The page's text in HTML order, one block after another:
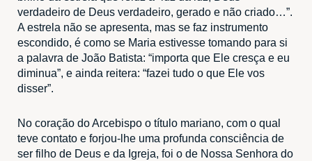
verdadeiro de Deus verdadeiro, gerado e não criado…”.
A estrela não se apresenta, mas se faz instrumento
escondido, é como se Maria estivesse tomando para si
a palavra de João Batista: “importa que Ele cresça e eu
diminua”, e ainda reitera: “fazei tudo o que Ele vos
disser”.
No coração do Arcebispo o título mariano, com o qual
teve contato e forjou-lhe uma profunda consciência de
ser filho de Deus e da Igreja, foi o de Nossa Senhora do